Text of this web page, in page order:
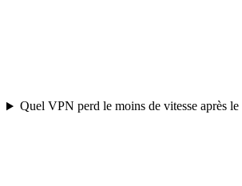
Quel VPN perd le moins de vitesse après